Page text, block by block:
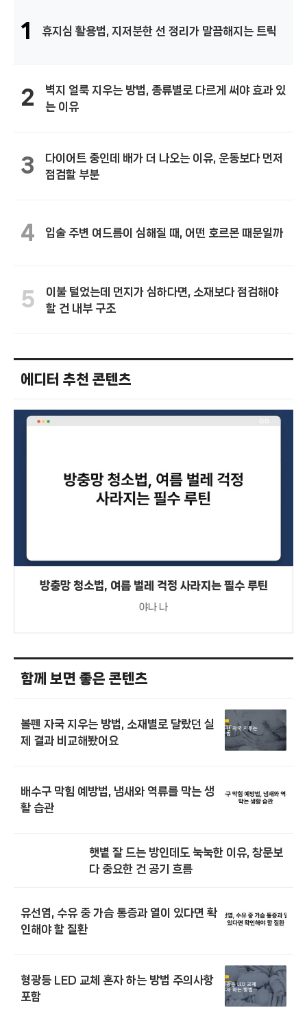
1 휴지심 활용법, 지저분한 선 정리가 말끔해지는 트릭
2
벽지 얼룩 지우는 방법, 종류별로 다르게 써야 효과 있
는 이유
3
다이어트 중인데 배가 더 나오는 이유, 운동보다 먼저
점검할 부분
4 입술 주변 여드름이 심해질 때, 어떤 호르몬 때문일까
5
이불 털었는데 먼지가 심하다면, 소재보다 점검해야
할 건 내부 구조
에디터 추천 콘텐츠
방충망 청소법, 여름 벌레 걱정 사라지는 필수 루틴
야나 나
함께 보면 좋은 콘텐츠
볼펜 자국 지우는 방법, 소재별로 달랐던 실
제 결과 비교해봤어요
배수구 막힘 예방법, 냄새와 역류를 막는 생
활 습관
햇볕 잘 드는 방인데도 눅눅한 이유, 창문보
다 중요한 건 공기 흐름
유선염, 수유 중 가슴 통증과 열이 있다면 확
인해야 할 질환
형광등 LED 교체 혼자 하는 방법 주의사항
포함